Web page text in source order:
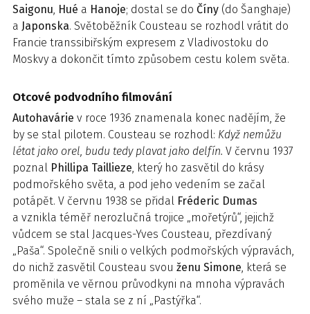
Saigonu, Hué a Hanoje; dostal se do Číny (do Šanghaje)
a Japonska. Světoběžník Cousteau se rozhodl vrátit do
Francie transsibiřským expresem z Vladivostoku do
Moskvy a dokončit tímto způsobem cestu kolem světa.
Otcové podvodního filmování
Autohavárie v roce 1936 znamenala konec nadějím, že
by se stal pilotem. Cousteau se rozhodl: Když nemůžu
létat jako orel, budu tedy plavat jako delfín. V červnu 1937
poznal Phillipa Taillieze, který ho zasvětil do krásy
podmořského světa, a pod jeho vedením se začal
potápět. V červnu 1938 se přidal Fréderic Dumas
a vznikla téměř nerozlučná trojice „mořetýrů“, jejichž
vůdcem se stal Jacques-Yves Cousteau, přezdívaný
„Paša“. Společně snili o velkých podmořských výpravách,
do nichž zasvětil Cousteau svou ženu Simone, která se
proměnila ve věrnou průvodkyni na mnoha výpravách
svého muže – stala se z ní „Pastýřka“.